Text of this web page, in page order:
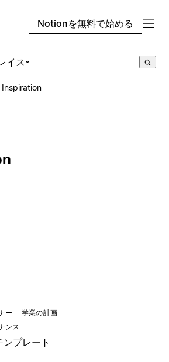
Notionを無料で始める
イス
Inspiration
ー
学業の計画
ンス
プレート